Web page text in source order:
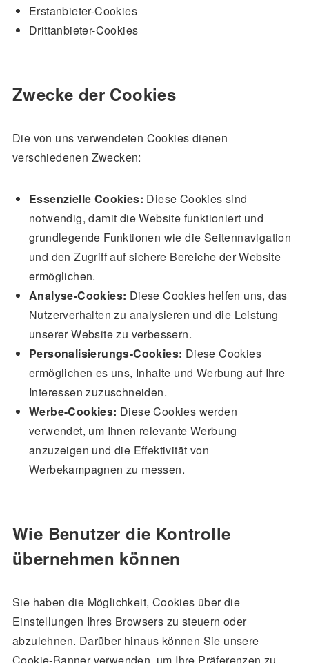
Erstanbieter-Cookies
Drittanbieter-Cookies
Zwecke der Cookies
Die von uns verwendeten Cookies dienen
verschiedenen Zwecken:
Essenzielle Cookies: Diese Cookies sind
notwendig, damit die Website funktioniert und
grundlegende Funktionen wie die Seitennavigation
und den Zugriff auf sichere Bereiche der Website
ermöglichen.
Analyse-Cookies: Diese Cookies helfen uns, das
Nutzerverhalten zu analysieren und die Leistung
unserer Website zu verbessern.
Personalisierungs-Cookies: Diese Cookies
ermöglichen es uns, Inhalte und Werbung auf Ihre
Interessen zuzuschneiden.
Werbe-Cookies: Diese Cookies werden
verwendet, um Ihnen relevante Werbung
anzuzeigen und die Effektivität von
Werbekampagnen zu messen.
Wie Benutzer die Kontrolle
übernehmen können
Sie haben die Möglichkeit, Cookies über die
Einstellungen Ihres Browsers zu steuern oder
abzulehnen. Darüber hinaus können Sie unsere
Cookie-Banner verwenden, um Ihre Präferenzen zu